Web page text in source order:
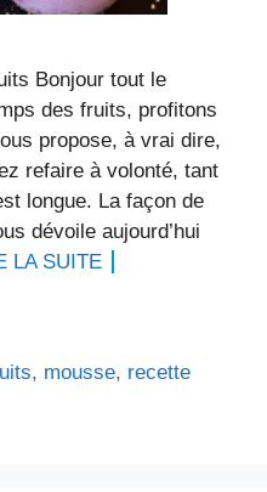
Bonjour tout le
des fruits, profitons
propose, à vrai dire,
refaire à volonté, tant
longue. La façon de
dévoile aujourd’hui
LA SUITE
, mousse, recette